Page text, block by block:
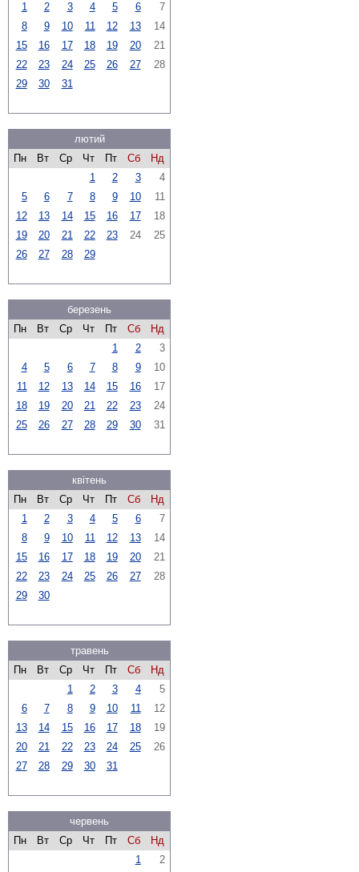
1
2 3 4 5 6
7
8
9 10 11 12 13
14
15
16 17 18 19 20
21
22
23 24 25 26 27
28
29
30 31
лютий
Пн
Вт Ср Чт Пт Сб
Нд
1
2 3
4
5
6 7 8 9 10
11
12
13 14 15 16 17
18
19
20 21 22 23 24
25
26
27 28 29
березень
Пн
Вт Ср Чт Пт Сб
Нд
1
2
3
4
5 6 7 8 9
10
11
12 13 14 15 16
17
18
19 20 21 22 23
24
25
26 27 28 29 30 31
квітень
Пн
Вт Ср Чт Пт Сб
Нд
1
2 3 4 5 6
7
8
9 10 11 12 13
14
15
16 17 18 19 20
21
22
23 24 25 26 27
28
29
30
травень
Пн
Вт Ср Чт Пт Сб
Нд
1
2 3 4
5
6
7 8 9 10 11
12
13
14 15 16 17 18
19
20
21 22 23 24 25
26
27
28 29 30 31
червень
Пн
Вт Ср Чт Пт Сб
Нд
1
2